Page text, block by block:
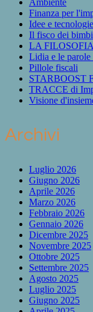
Ambiente
Finanza per
Idee e
Il fisco dei bimbi
LA
Lidia e le
Pillole fiscali
STARBOOST
TRACCE di
Visione
Archivi
Luglio 2026
Giugno 2026
Aprile 2026
Marzo 2026
Febbraio 2026
Gennaio 2026
Dicembre 2025
Novembre 2025
Ottobre 2025
Settembre 2025
Agosto 2025
Luglio 2025
Giugno 2025